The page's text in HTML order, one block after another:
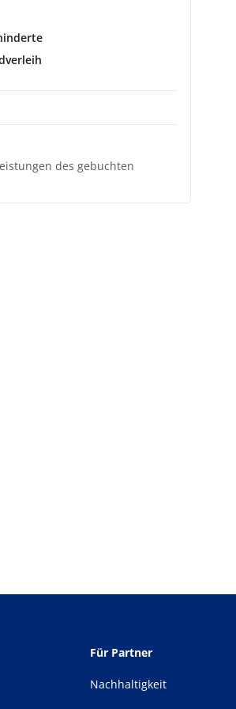
des gebuchten
Für Partner
Nachhaltigkeit